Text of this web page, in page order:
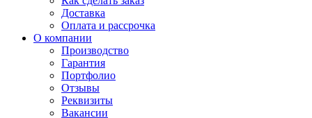
Доставка
Оплата и рассрочка
О компании
Производство
Гарантия
Портфолио
Отзывы
Реквизиты
Вакансии